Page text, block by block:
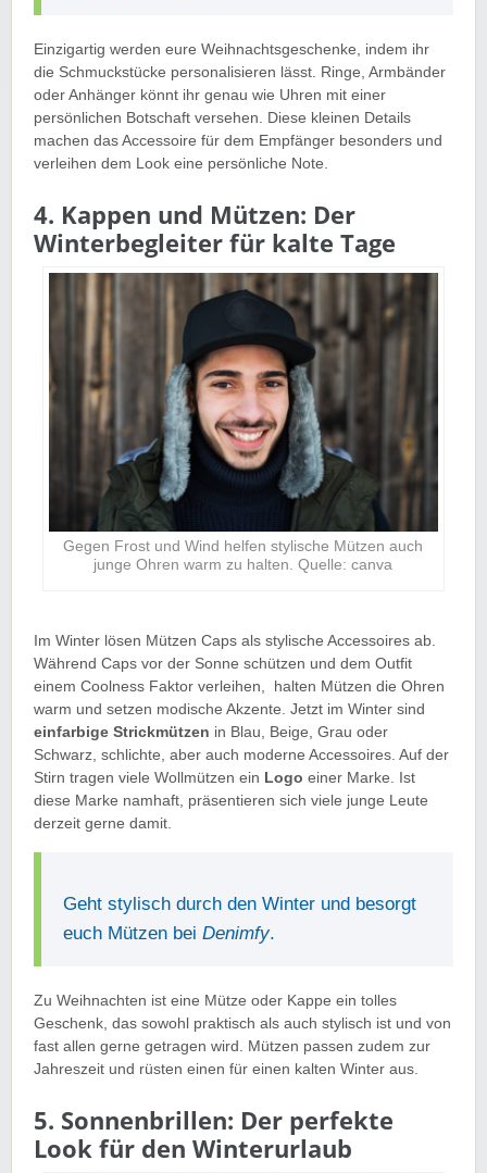
Einzigartig werden eure Weihnachtsgeschenke, indem ihr
die Schmuckstücke personalisieren lässt. Ringe, Armbänder
oder Anhänger könnt ihr genau wie Uhren mit einer
persönlichen Botschaft versehen. Diese kleinen Details
machen das Accessoire für dem Empfänger besonders und
verleihen dem Look eine persönliche Note.
4. Kappen und Mützen: Der
Winterbegleiter für kalte Tage
Gegen Frost und Wind helfen stylische Mützen auch
junge Ohren warm zu halten. Quelle: canva
Im Winter lösen Mützen Caps als stylische Accessoires ab.
Während Caps vor der Sonne schützen und dem Outfit
einem Coolness Faktor verleihen, halten Mützen die Ohren
warm und setzen modische Akzente. Jetzt im Winter sind
einfarbige Strickmützen in Blau, Beige, Grau oder
Schwarz, schlichte, aber auch moderne Accessoires. Auf der
Stirn tragen viele Wollmützen ein Logo einer Marke. Ist
diese Marke namhaft, präsentieren sich viele junge Leute
derzeit gerne damit.
Geht stylisch durch den Winter und besorgt
euch Mützen beiDenimfy.
Zu Weihnachten ist eine Mütze oder Kappe ein tolles
Geschenk, das sowohl praktisch als auch stylisch ist und von
fast allen gerne getragen wird. Mützen passen zudem zur
Jahreszeit und rüsten einen für einen kalten Winter aus.
5. Sonnenbrillen: Der perfekte
Look für den Winterurlaub